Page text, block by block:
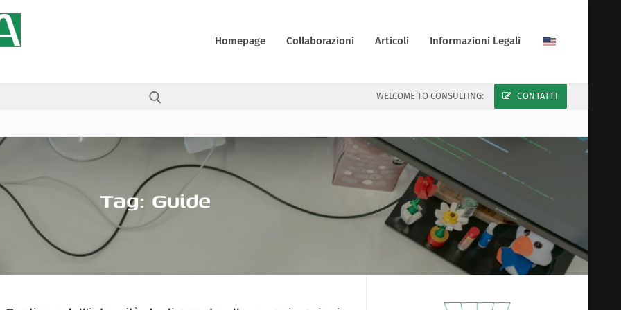
Homepage Collaborazioni Articoli Informazioni Legali
WELCOME TO CONSULTING: CONTATTI
Tag: Guide